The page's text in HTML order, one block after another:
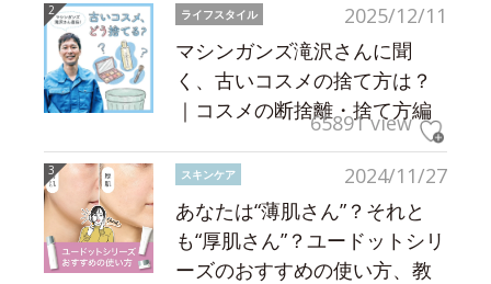
2025/12/11
ライフスタイル
マシンガンズ滝沢さんに聞
く、古いコスメの捨て方は？
｜コスメの断捨離・捨て方編
65891 view
2024/11/27
スキンケア
あなたは“薄肌さん”？それと
も“厚肌さん”？ユードットシリ
ーズのおすすめの使い方、教